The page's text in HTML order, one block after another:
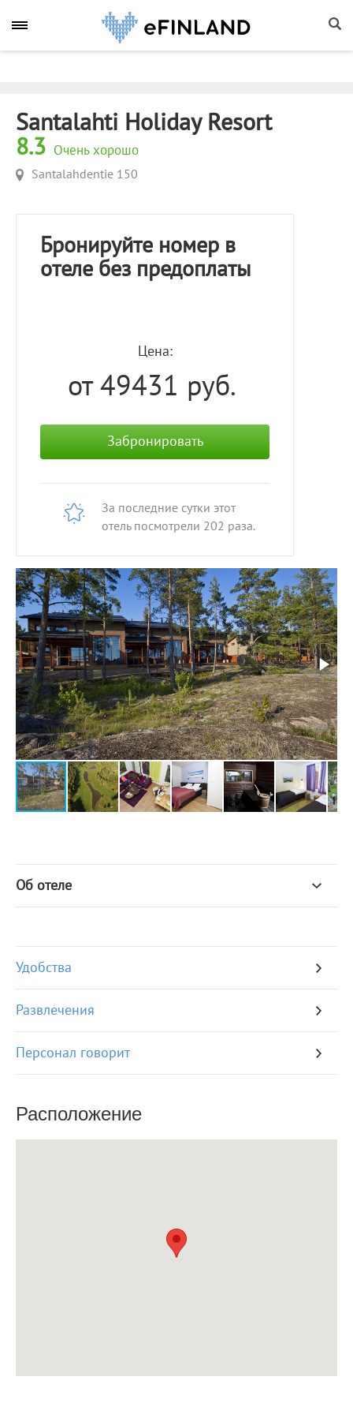
Santalahti Holiday Resort
8.3 Очень хорошо
Santalahdentie 150
Бронируйте номер в
отеле без предоплаты
Цена:
от 49431 руб.
Забронировать
За последние сутки этот
отель посмотрели 202 раза.
Об отеле
Удобства
Развлечения
Персонал говорит
Расположение